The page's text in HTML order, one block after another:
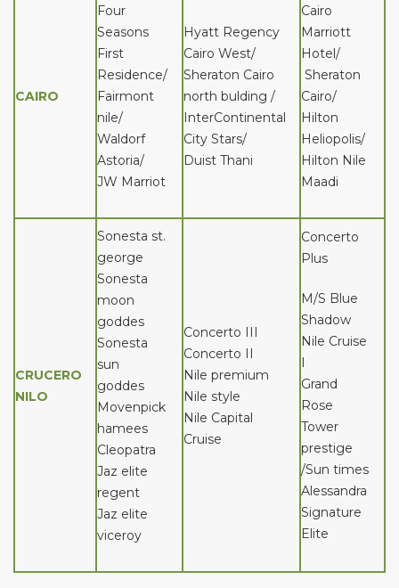
CAIRO
Four
Seasons
First
Residence/
Fairmont
nile/
Waldorf
Astoria/
JW Marriot
Hyatt Regency
Cairo West/
Sheraton Cairo
north bulding /
InterContinental
City Stars/
Duist Thani
Cairo
Marriott
Hotel/
Sheraton
Cairo/
Hilton
Heliopolis/
Hilton Nile
Maadi
CRUCERO
NILO
Sonesta st.
george
Sonesta
moon
goddes
Sonesta
sun
goddes
Movenpick
hamees
Cleopatra
Jaz elite
regent
Jaz elite
viceroy
Concerto III
Concerto II
Nile premium
Nile style
Nile Capital
Cruise
Concerto
Plus
M/S Blue
Shadow
Nile Cruise
I
Grand
Rose
Tower
prestige
/Sun times
Alessandra
Signature
Elite